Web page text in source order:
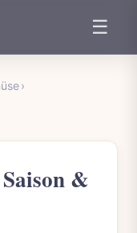
☰
›
&